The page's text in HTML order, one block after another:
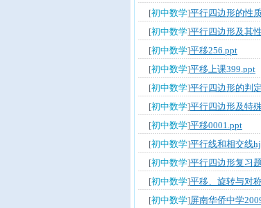
[初中数学]平行四边形的性
[初中数学]平行四边形及其
[初中数学]平移256.ppt
[初中数学]平移上课399.ppt
[初中数学]平行四边形的判
[初中数学]平行四边形及特
[初中数学]平移0001.ppt
[初中数学]平行线和相交线
[初中数学]平行四边形复习
[初中数学]平移、旋转与对
[初中数学]屏南华侨中学